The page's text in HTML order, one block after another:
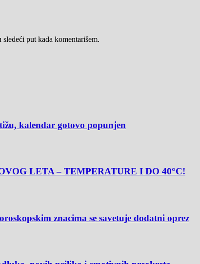
put kada komentarišem.
kalendar gotovo popunjen
LETA – TEMPERATURE I DO 40°C!
znacima se savetuje dodatni oprez